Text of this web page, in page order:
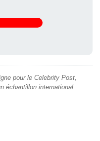
pour le Celebrity Post,
échantillon international